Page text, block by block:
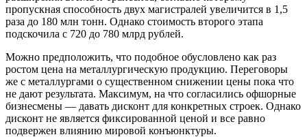
пропускная способность двух магистралей увеличится в 1,5
раза до 180 млн тонн. Однако стоимость второго этапа
подскочила с 720 до 780 млрд рублей.
Можно предположить, что подобное обусловлено как раз
ростом цена на металлургическую продукцию. Переговоры
же с металлургами о существенном снижении цены пока что
не дают результата. Максимум, на что согласились офшорные
бизнесмены — давать дисконт для конкретных строек. Однако
дисконт не является фиксированной ценой и все равно
подвержен влиянию мировой конъюнктуры.